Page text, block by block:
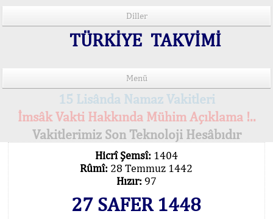
Diller
TÜRKİYE TAKVİMİ
Menü
15 Lisânda Namaz Vakitleri
İmsâk Vakti Hakkında Mühim Açıklama !..
Vakitlerimiz Son Teknoloji Hesâbıdır
Hicrî Şemsî: 1404
Rûmî: 28 Temmuz 1442
Hızır: 97
27 SAFER 1448